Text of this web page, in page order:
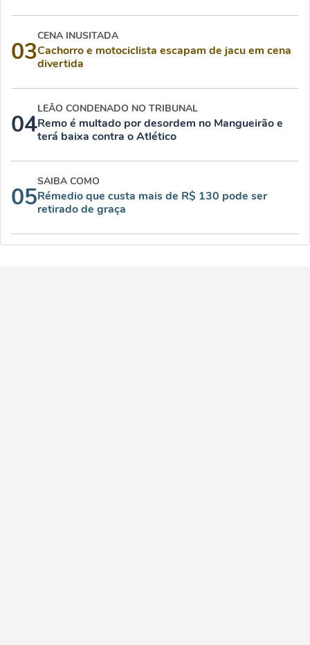
03
CENA INUSITADA
Cachorro e motociclista escapam de jacu em cena
divertida
04
LEÃO CONDENADO NO TRIBUNAL
Remo é multado por desordem no Mangueirão e
terá baixa contra o Atlético
05
SAIBA COMO
Rémedio que custa mais de R$ 130 pode ser
retirado de graça